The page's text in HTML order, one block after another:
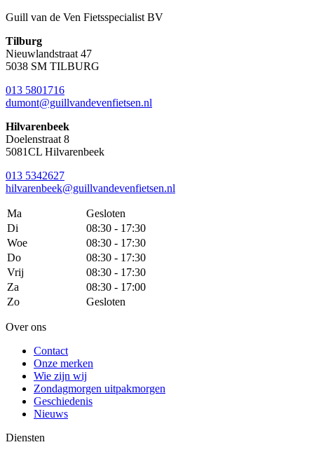
Guill van de Ven Fietsspecialist BV
Tilburg
Nieuwlandstraat 47
5038 SM TILBURG
013 5801716
dumont@guillvandevenfietsen.nl
Hilvarenbeek
Doelenstraat 8
5081CL Hilvarenbeek
013 5342627
hilvarenbeek@guillvandevenfietsen.nl
Ma
Gesloten
Di
08:30 - 17:30
Woe
08:30 - 17:30
Do
08:30 - 17:30
Vrij
08:30 - 17:30
Za
08:30 - 17:00
Zo
Gesloten
Over ons
Contact
Onze merken
Wie zijn wij
Zondagmorgen uitpakmorgen
Geschiedenis
Nieuws
Diensten